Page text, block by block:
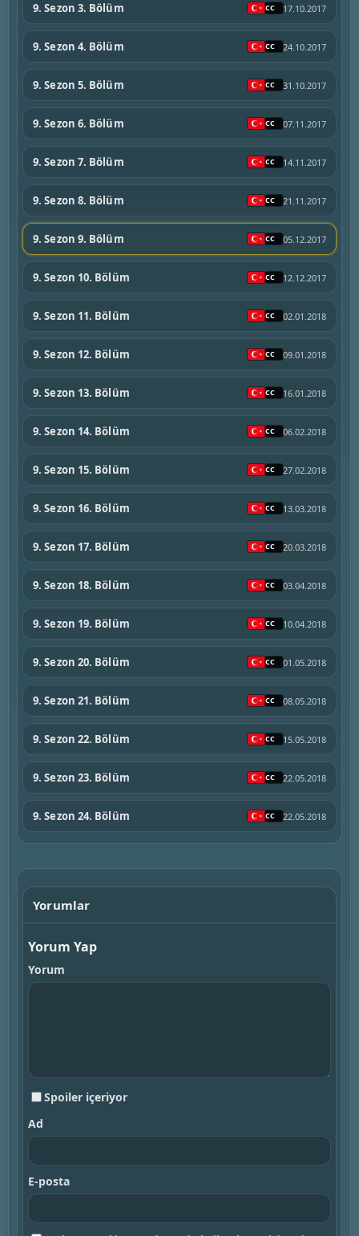
9. Sezon 3. Bölüm 17.10.2017
9. Sezon 4. Bölüm 24.10.2017
9. Sezon 5. Bölüm 31.10.2017
9. Sezon 6. Bölüm 07.11.2017
9. Sezon 7. Bölüm 14.11.2017
9. Sezon 8. Bölüm 21.11.2017
9. Sezon 9. Bölüm 05.12.2017
9. Sezon 10. Bölüm 12.12.2017
9. Sezon 11. Bölüm 02.01.2018
9. Sezon 12. Bölüm 09.01.2018
9. Sezon 13. Bölüm 16.01.2018
9. Sezon 14. Bölüm 06.02.2018
9. Sezon 15. Bölüm 27.02.2018
9. Sezon 16. Bölüm 13.03.2018
9. Sezon 17. Bölüm 20.03.2018
9. Sezon 18. Bölüm 03.04.2018
9. Sezon 19. Bölüm 10.04.2018
9. Sezon 20. Bölüm 01.05.2018
9. Sezon 21. Bölüm 08.05.2018
9. Sezon 22. Bölüm 15.05.2018
9. Sezon 23. Bölüm 22.05.2018
9. Sezon 24. Bölüm 22.05.2018
Yorumlar
Yorum Yap
Yorum
Spoiler içeriyor
Ad
E-posta